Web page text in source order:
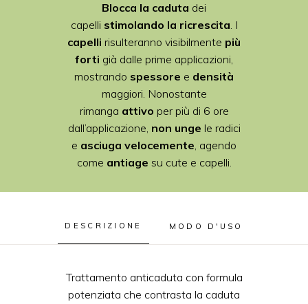
Blocca la caduta dei
capelli stimolando la ricrescita. I
capelli risulteranno visibilmente più
forti già dalle prime applicazioni,
mostrando spessore e densità
maggiori. Nonostante
rimanga attivo per più di 6 ore
dall’applicazione, non unge le radici
e asciuga velocemente, agendo
come antiage su cute e capelli.
DESCRIZIONE MODO D'USO
Trattamento anticaduta con formula
potenziata che contrasta la caduta